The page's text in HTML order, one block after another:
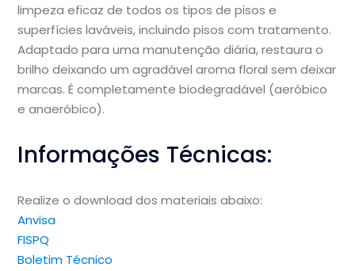
limpeza eficaz de todos os tipos de pisos e
superfícies laváveis, incluindo pisos com tratamento.
Adaptado para uma manutenção diária, restaura o
brilho deixando um agradável aroma floral sem deixar
marcas. É completamente biodegradável (aeróbico
e anaeróbico).
Informações Técnicas:
Realize o download dos materiais abaixo:
Anvisa
FISPQ
Boletim Técnico